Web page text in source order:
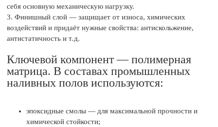
себя основную механическую нагрузку.
3. Финишный слой — защищает от износа, химических
воздействий и придаёт нужные свойства: антискольжение,
антистатичность и т. д.
Ключевой компонент — полимерная
матрица. В составах промышленных
наливных полов используются:
эпоксидные смолы — для максимальной прочности и
химической стойкости;